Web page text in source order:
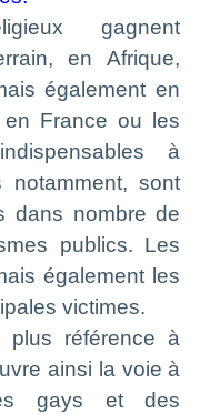
gagnent
en Afrique,
également en
France ou les
à
notamment, sont
dans nombre de
publics. Les
également les
victimes.
plus référence à
ainsi la voie à
gays et des